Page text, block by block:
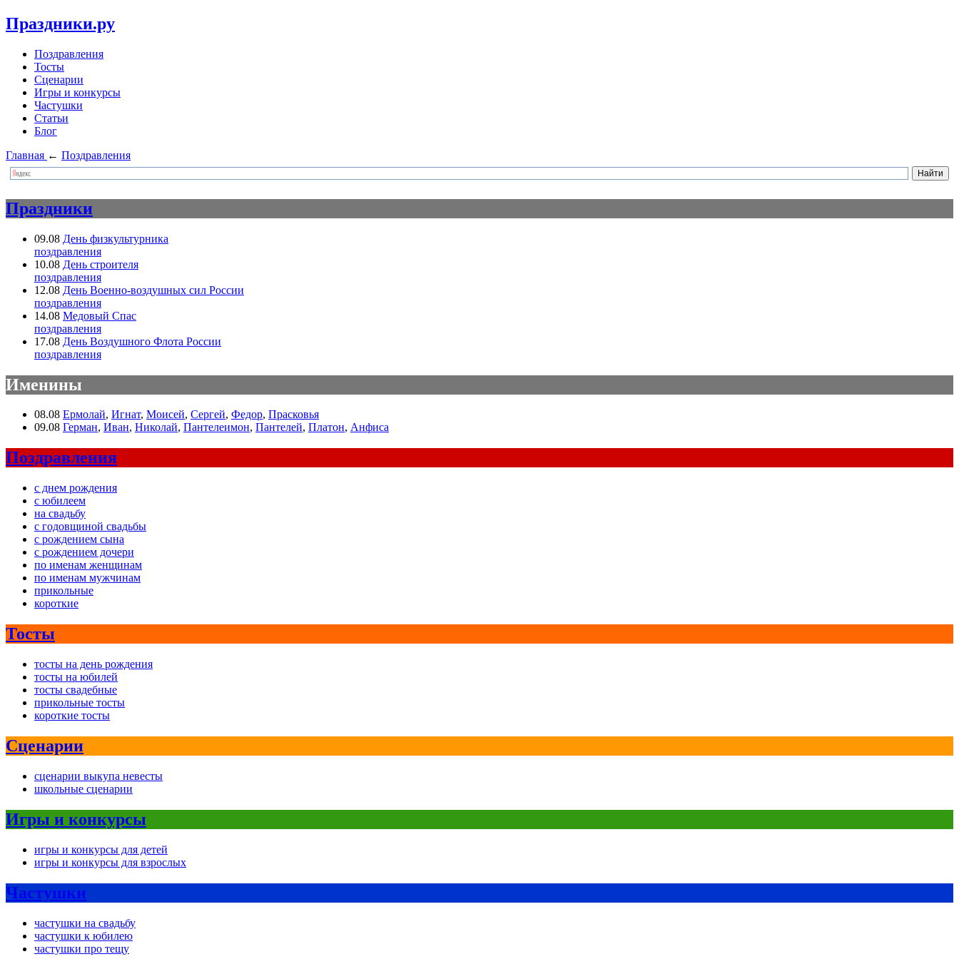
Праздники.ру
Поздравления
Тосты
Сценарии
Игры и конкурсы
Частушки
Статьи
Блог
Главная ← Поздравления
Праздники
09.08 День физкультурника
поздравления
10.08 День строителя
поздравления
12.08 День Военно-воздушных сил России
поздравления
14.08 Медовый Спас
поздравления
17.08 День Воздушного Флота России
поздравления
Именины
08.08 Ермолай, Игнат, Моисей, Сергей, Федор, Прасковья
09.08 Герман, Иван, Николай, Пантелеимон, Пантелей, Платон, Анфиса
Поздравления
с днем рождения
с юбилеем
на свадьбу
с годовщиной свадьбы
с рождением сына
с рождением дочери
по именам женщинам
по именам мужчинам
прикольные
короткие
Тосты
тосты на день рождения
тосты на юбилей
тосты свадебные
прикольные тосты
короткие тосты
Сценарии
сценарии выкупа невесты
школьные сценарии
Игры и конкурсы
игры и конкурсы для детей
игры и конкурсы для взрослых
Частушки
частушки на свадьбу
частушки к юбилею
частушки про тещу